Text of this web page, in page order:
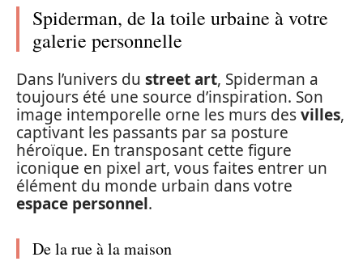
Spiderman, de la toile urbaine à votre
galerie personnelle
Dans l’univers du street art, Spiderman a
toujours été une source d’inspiration. Son
image intemporelle orne les murs desvilles,
captivant les passants par sa posture
héroïque. En transposant cette figure
iconique en pixel art, vous faites entrer un
élément du monde urbain dans votre
espace personnel.
De la rue à la maison